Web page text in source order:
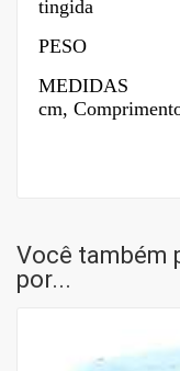
tingida
PESO
MEDIDAS
cm,
Você também
por...